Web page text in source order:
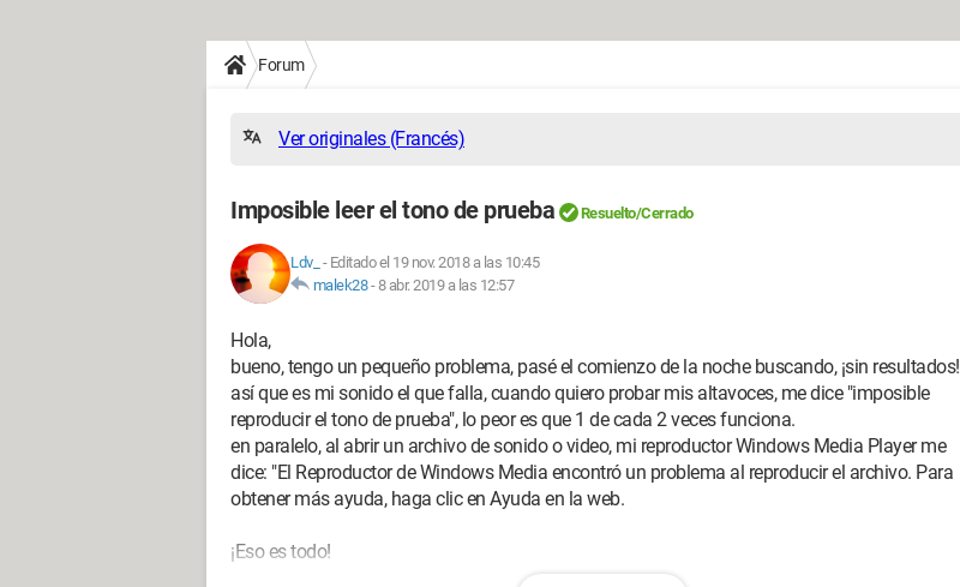
Forum
Ver originales (Francés)
Imposible leer el tono de prueba Resuelto/Cerrado
Ldv_ - Editado el 19 nov. 2018 a las 10:45
malek28-8 abr. 2019 a las 12:57
Hola,
bueno, tengo un pequeño problema, pasé el comienzo de la noche buscando, ¡sin resultados!
así que es mi sonido el que falla, cuando quiero probar mis altavoces, me dice "imposible
reproducir el tono de prueba", lo peor es que 1 de cada 2 veces funciona.
en paralelo, al abrir un archivo de sonido o video, mi reproductor Windows Media Player me
dice: "El Reproductor de Windows Media encontró un problema al reproducir el archivo. Para
obtener más ayuda, haga clic en Ayuda en la web.
¡Eso es todo!